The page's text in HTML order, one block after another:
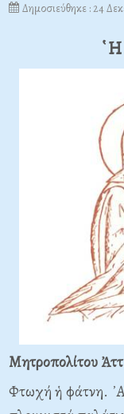
Δημοσιεύθηκε : 24
Μητροπολίτου
Φτωχή ἡ φάτνη.